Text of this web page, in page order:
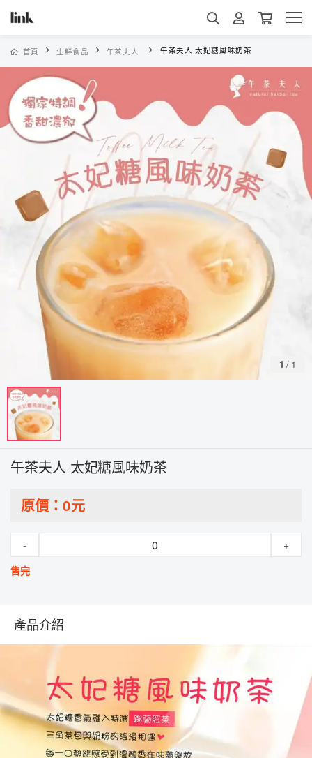
首頁 生鮮食品 午茶夫人 午茶夫人 太妃糖風味奶茶
1 / 1
午茶夫人 太妃糖風味奶茶
原價：0元
-
+
售完
產品介紹